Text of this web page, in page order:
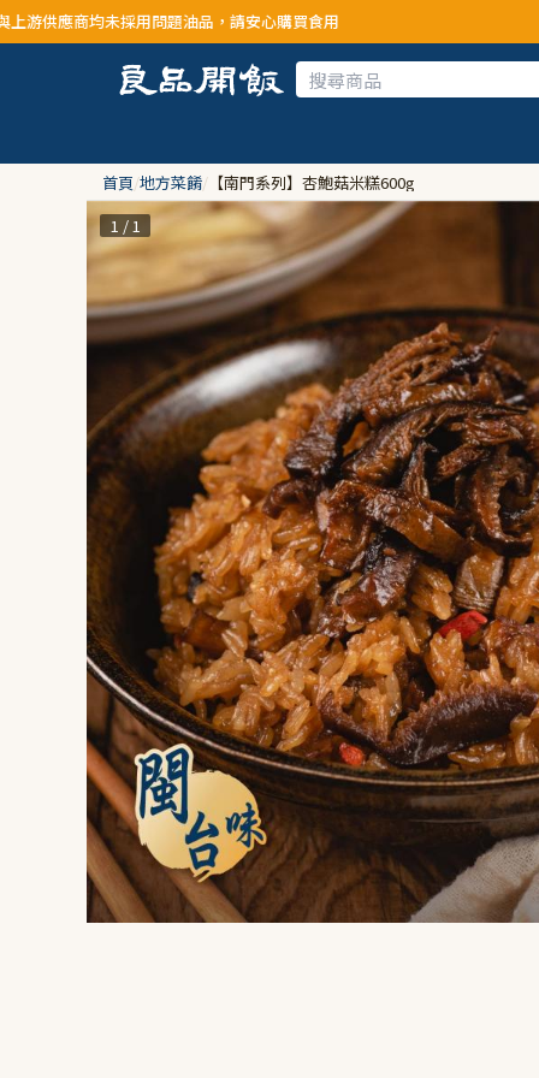
問題油品，請安心購買食用
首頁/地方菜餚/ 【南門系列】杏鮑菇米糕600g
1 / 1